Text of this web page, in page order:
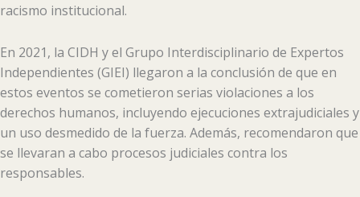
racismo institucional.
En 2021, la CIDH y el Grupo Interdisciplinario de Expertos
Independientes (GIEI) llegaron a la conclusión de que en
estos eventos se cometieron serias violaciones a los
derechos humanos, incluyendo ejecuciones extrajudiciales y
un uso desmedido de la fuerza. Además, recomendaron que
se llevaran a cabo procesos judiciales contra los
responsables.